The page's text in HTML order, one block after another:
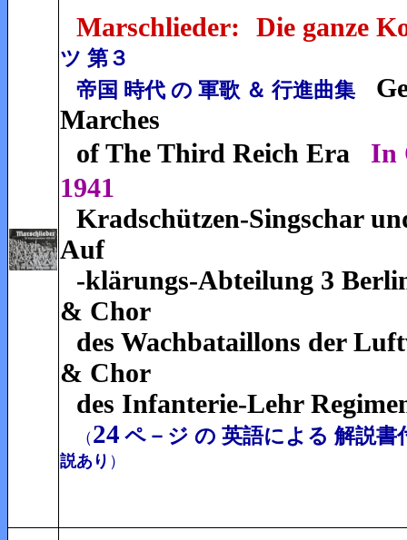
Marschlieder: Die ganze
ツ 第３
帝国 時代 の 軍歌 ＆ 行進曲集
Marches
of The Third Reich Era
In
1941
Kradschützen-Singschar
Auf
-klärungs-Abteilung 3
& Chor
des Wachbataillons der
& Chor
des Infanterie-Lehr
（ 24 ペ－ジ の 英語による 解説書
説あり ）